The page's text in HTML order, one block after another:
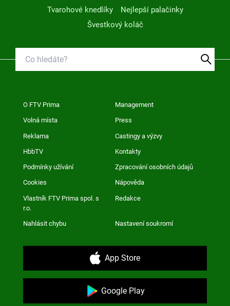
Tvarohové knedlíky
Nejlepší palačinky
Švestkový koláč
O FTV Prima Management
Volná místa Press
Reklama Castingy a výzvy
HbbTV Kontakty
Podmínky užívání Zpracování osobních údajů
Cookies Nápověda
Vlastník FTV Prima spol. s
r.o.
Redakce
Nahlásit chybu Nastavení soukromí
App Store
Google Play